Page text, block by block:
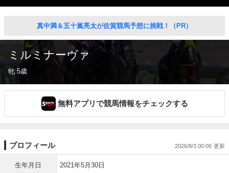
真中満＆五十嵐亮太が佐賀競馬予想に挑戦！（PR）
ミルミナーヴァ
牝 5歳
無料アプリで競馬情報をチェックする
プロフィール 2026/8/3 00:00
生年月日 2021年5月30日